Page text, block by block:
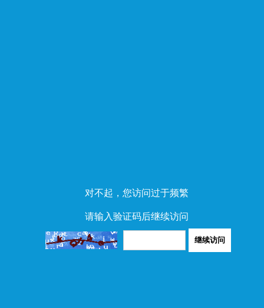
对不起，您访问过于频繁
请输入验证码后继续访问
继续访问